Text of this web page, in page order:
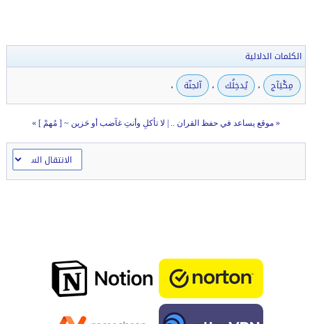
الكلمات الدلالية
مِكْيَآج
، يُدخِلُك ، آلجنّة ،
« موقع يساعد في حفظ القران .. لا تأكلِ وأنتِ غآضب أو حَزين ~ [ مُهمْ ] »